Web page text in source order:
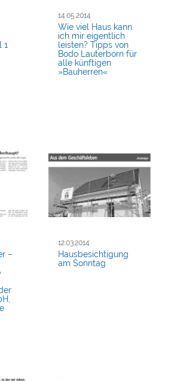
1
14.05.2014
Wie viel Haus kann
ich mir eigentlich
leisten? Tipps von
Bodo Lauterborn für
alle künftigen
»Bauherren«
–
12.03.2014
Hausbesichtigung
am Sonntag